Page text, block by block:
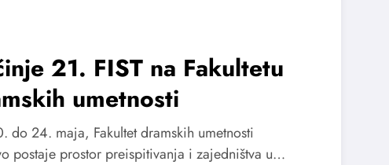
21. FIST na Fakultetu
umetnosti
do 24. maja, Fakultet dramskih umetnosti
postaje prostor preispitivanja i zajedništva u…